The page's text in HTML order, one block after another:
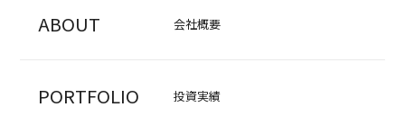
ABOUT 会社概要
PORTFOLIO 投資実績